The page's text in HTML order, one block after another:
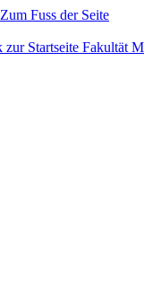
Zum Fuss der Seite
Fakultät M